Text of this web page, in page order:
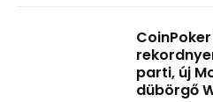
parti, új
dübörgő